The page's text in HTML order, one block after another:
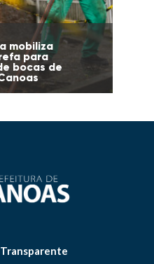
mobiliza
para
bocas de